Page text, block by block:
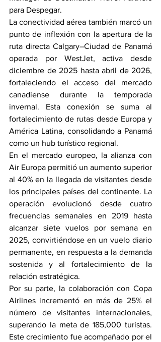
para Despegar.
La conectividad aérea también marcó un
punto de inflexión con la apertura de la
ruta directa Calgary–Ciudad de Panamá
operada por WestJet, activa desde
diciembre de 2025 hasta abril de 2026,
fortaleciendo el acceso del mercado
canadiense durante la temporada
invernal. Esta conexión se suma al
fortalecimiento de rutas desde Europa y
América Latina, consolidando a Panamá
como un hub turístico regional.
En el mercado europeo, la alianza con
Air Europa permitió un aumento superior
al 40% en la llegada de visitantes desde
los principales países del continente. La
operación evolucionó desde cuatro
frecuencias semanales en 2019 hasta
alcanzar siete vuelos por semana en
2025, convirtiéndose en un vuelo diario
permanente, en respuesta a la demanda
sostenida y al fortalecimiento de la
relación estratégica.
Por su parte, la colaboración con Copa
Airlines incrementó en más de 25% el
número de visitantes internacionales,
superando la meta de 185,000 turistas.
Este crecimiento fue acompañado por el